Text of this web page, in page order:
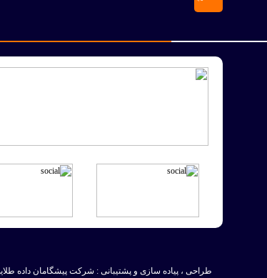
طراحی ، پیاده سازی و پشتیبانی : شرکت پیشگامان داده